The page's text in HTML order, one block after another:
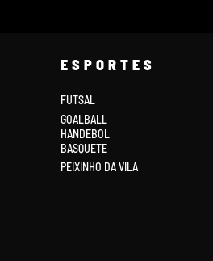
ESPORTES
FUTSAL
GOALBALL
HANDEBOL
BASQUETE
PEIXINHO DA VILA